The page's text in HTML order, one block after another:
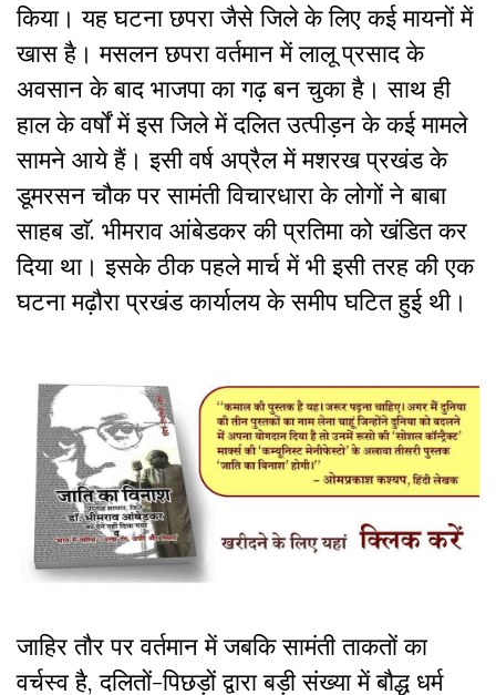
किया। यह घटना छपरा जैसे जिले के लिए कई मायनों में
खास है। मसलन छपरा वर्तमान में लालू प्रसाद के
अवसान के बाद भाजपा का गढ़ बन चुका है। साथ ही
हाल के वर्षों में इस जिले में दलित उत्पीड़न के कई मामले
सामने आये हैं। इसी वर्ष अप्रैल में मशरख प्रखंड के
डूमरसन चौक पर सामंती विचारधारा के लोगों ने बाबा
साहब डाॅ. भीमराव आंबेडकर की प्रतिमा को खंडित कर
दिया था। इसके ठीक पहले मार्च में भी इसी तरह की एक
घटना मढ़ौरा प्रखंड कार्यालय के समीप घटित हुई थी।
जाहिर तौर पर वर्तमान में जबकि सामंती ताकतों का
वर्चस्व है, दलितों-पिछड़ों द्वारा बड़ी संख्या में बौद्ध धर्म